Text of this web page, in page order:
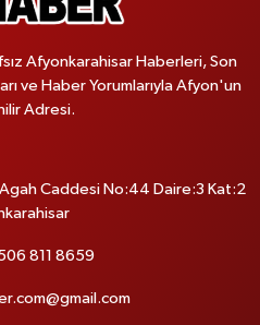
Afyonkarahisar Haberleri, Son
ve Haber Yorumlarıyla Afyon'un
Adresi.
Agah Caddesi No:44 Daire:3 Kat:2
811 8659